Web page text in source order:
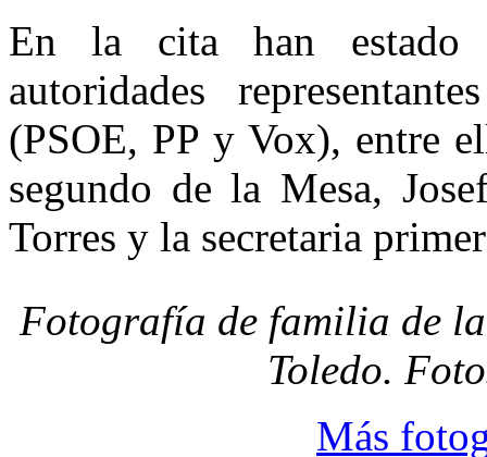
En la cita han estado
autoridades
(PSOE, PP y Vox), entre
segundo de la Mesa,
Torres y la secretaria
Fotografía de familia de
Toledo.
Más